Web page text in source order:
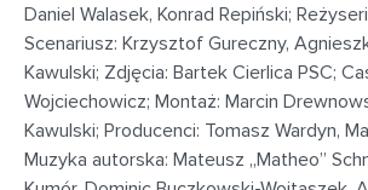
Daniel Walasek, Konrad Repiński;
Scenariusz: Krzysztof Gureczny,
Kawulski; Zdjęcia: Bartek Cierlica PSC;
Wojciechowicz; Montaż: Marcin
Kawulski; Producenci: Tomasz Wardyn,
Muzyka autorska: Mateusz „Matheo”